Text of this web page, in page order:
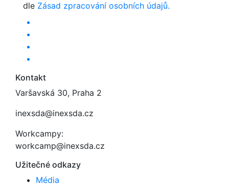
dle Zásad zpracování osobních údajů.
Kontakt
Varšavská 30, Praha 2
inexsda@inexsda.cz
Workcampy:
workcamp@inexsda.cz
Užitečné odkazy
Média